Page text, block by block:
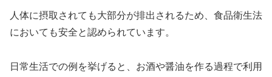
人体に摂取されても大部分が排出されるため、食品衛生法
においても安全と認められています。
日常生活での例を挙げると、お酒や醤油を作る過程で利用